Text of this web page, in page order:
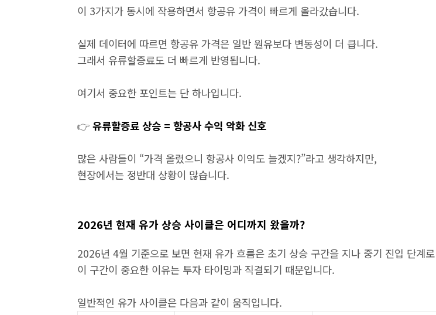
이 3가지가 동시에 작용하면서 항공유 가격이 빠르게 올라갔습니다.
실제 데이터에 따르면 항공유 가격은 일반 원유보다 변동성이 더 큽니다.
그래서 유류할증료도 더 빠르게 반영됩니다.
여기서 중요한 포인트는 단 하나입니다.
👉 유류할증료 상승 = 항공사 수익 악화 신호
많은 사람들이 “가격 올렸으니 항공사 이익도 늘겠지?”라고 생각하지만,
현장에서는 정반대 상황이 많습니다.
2026년 현재 유가 상승 사이클은 어디까지 왔을까?
2026년 4월 기준으로 보면 현재 유가 흐름은 초기 상승 구간을 지나 중기 진입 단계
이 구간이 중요한 이유는 투자 타이밍과 직결되기 때문입니다.
일반적인 유가 사이클은 다음과 같이 움직입니다.